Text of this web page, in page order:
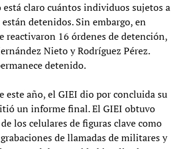
claro cuántos individuos sujetos a
detenidos. Sin embargo, en
reactivaron 16 órdenes de detención,
Nieto y Rodríguez Pérez.
detenido.
este año, el GIEI dio por concluida su
un informe final. El GIEI obtuvo
los celulares de figuras clave como
de llamadas de militares y